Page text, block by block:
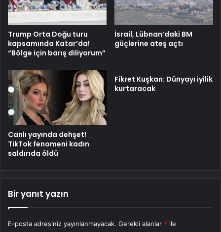
Trump Orta Doğu turu
kapsamında Katar’da!
“Bölge için barış diliyorum”
İsrail, Lübnan’daki BM
güçlerine ateş açtı
Canlı yayında dehşet!
TikTok fenomeni kadın
saldırıda öldü
Fikret Kuşkan: Dünyayı iyilik
kurtaracak
Bir yanıt yazın
E-posta adresiniz yayınlanmayacak. Gerekli alanlar * ile